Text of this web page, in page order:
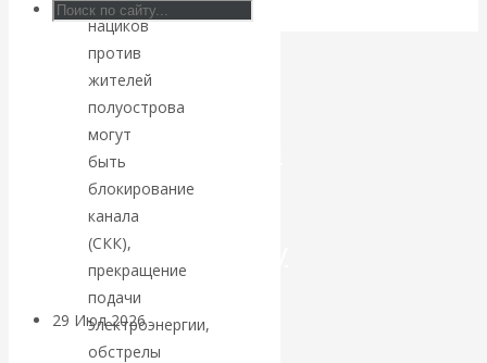
Искусственный
интеллект —
революционный
переход к
посткапитализму
29 Июл 2026Мировая
финансовая олигархия
нациков
против
жителей
полуострова
могут
быть
блокирование
канала
(СКК),
прекращение
подачи
электроэнергии,
обстрелы